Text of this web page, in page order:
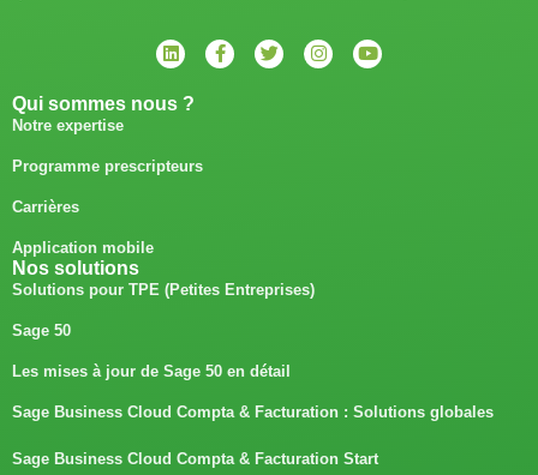
Qui sommes nous ?
Notre expertise
Programme prescripteurs
Carrières
Application mobile
Nos solutions
Solutions pour TPE (Petites Entreprises)
Sage 50
Les mises à jour de Sage 50 en détail
Sage Business Cloud Compta & Facturation : Solutions globales
Sage Business Cloud Compta & Facturation Start